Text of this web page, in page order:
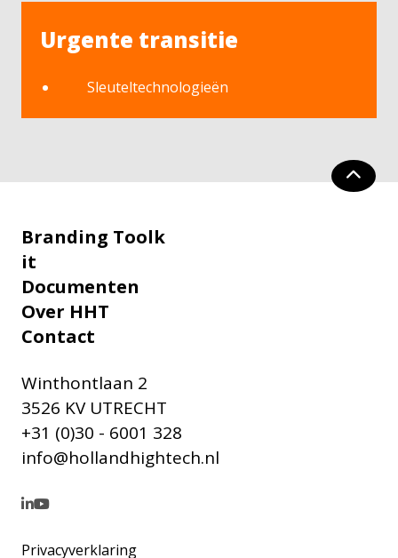
Urgente transitie
Sleuteltechnologieën
Branding Toolk
it
Documenten
Over HHT
Contact
Winthontlaan 2
3526 KV UTRECHT
+31 (0)30 - 6001 328
info@hollandhightech.nl
Privacyverklaring